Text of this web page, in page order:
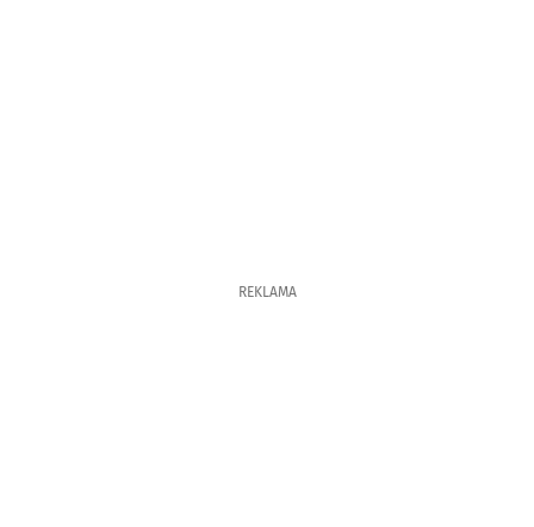
REKLAMA